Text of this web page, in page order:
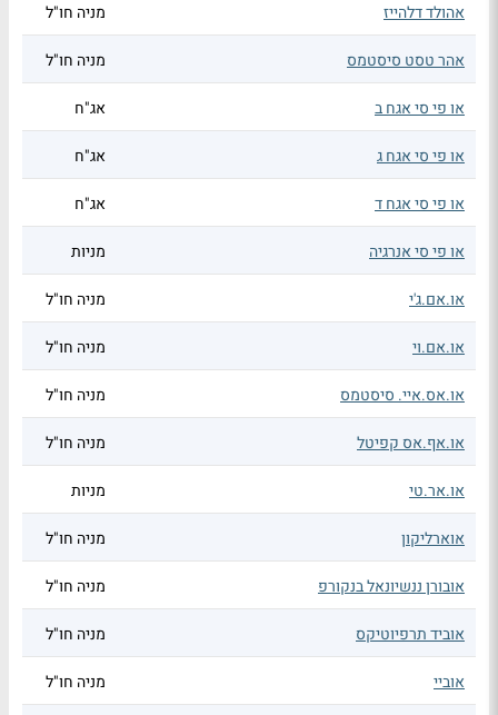
אהולד דלהייז מניה חו"ל
אהר טסט סיסטמס מניה חו"ל
או פי סי אגח ב אג"ח
או פי סי אגח ג אג"ח
או פי סי אגח ד אג"ח
או פי סי אנרגיה מניות
או.אם.ג'י מניה חו"ל
או.אם.וי מניה חו"ל
או.אס.איי. סיסטמס מניה חו"ל
או.אף.אס קפיטל מניה חו"ל
או.אר.טי מניות
אוארליקון מניה חו"ל
אובורן ננשיונאל בנקורפ מניה חו"ל
אוביד תרפיוטיקס מניה חו"ל
אוביי מניה חו"ל